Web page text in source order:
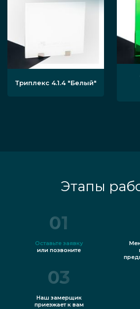
Триплекс 4.1.4"Белый"
Этапы
01
Оставьте заявку
или позвоните
03
Наш замерщик
приезжает к вам